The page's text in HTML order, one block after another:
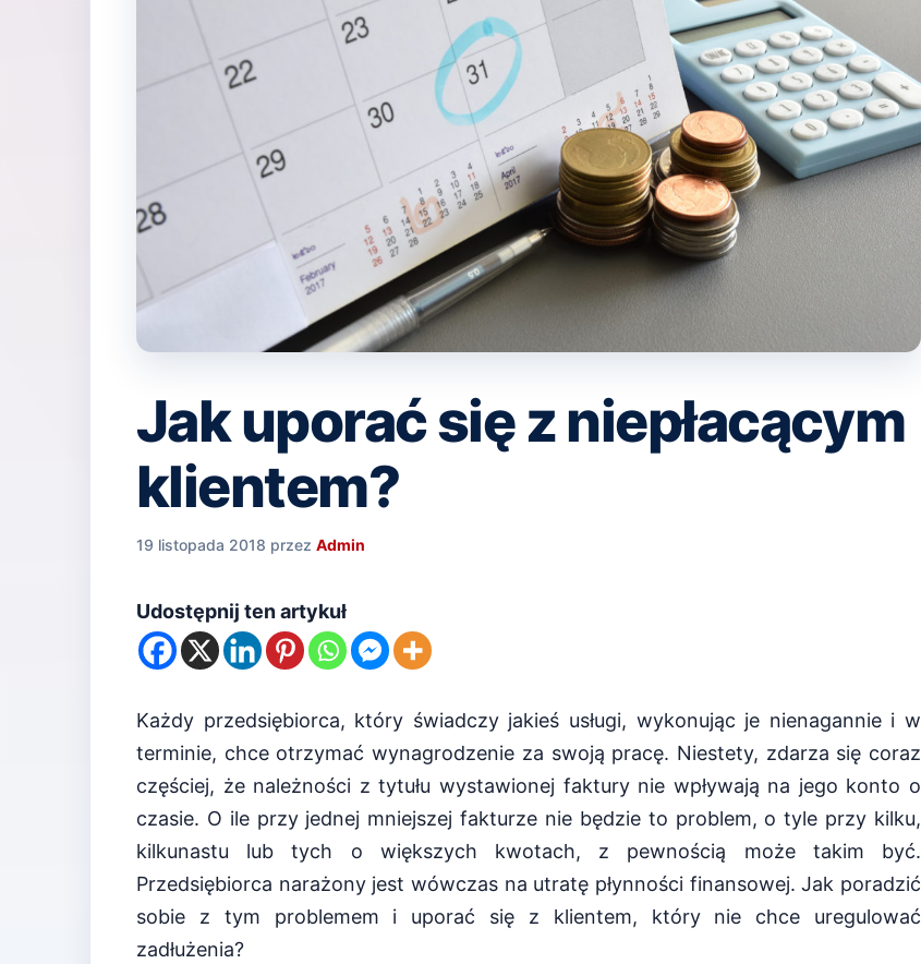
Jak uporać się z niepłacącym
klientem?
19 listopada 2018 przez Admin
Udostępnij ten artykuł
Każdy przedsiębiorca, który świadczy jakieś usługi, wykonując je nienagannie i w
terminie, chce otrzymać wynagrodzenie za swoją pracę. Niestety, zdarza się coraz
częściej, że należności z tytułu wystawionej faktury nie wpływają na jego konto o
czasie. O ile przy jednej mniejszej fakturze nie będzie to problem, o tyle przy kilku,
kilkunastu lub tych o większych kwotach, z pewnością może takim być.
Przedsiębiorca narażony jest wówczas na utratę płynności finansowej. Jak poradzić
sobie z tym problemem i uporać się z klientem, który nie chce uregulować
zadłużenia?